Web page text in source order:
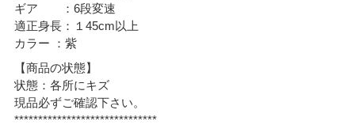
ギア ：6段変速
適正身長：１45cm以上
カラー ：紫
【商品の状態】
状態：各所にキズ
現品必ずご確認下さい。
******************************